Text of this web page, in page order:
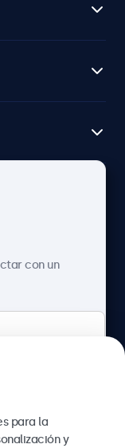
con un
para la
y